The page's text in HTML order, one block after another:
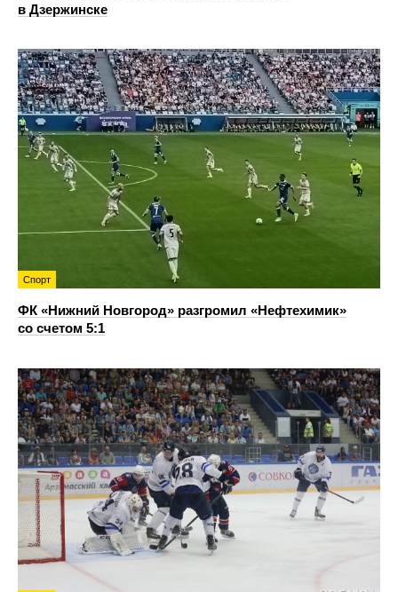
в Дзержинске
Спорт
ФК «Нижний Новгород» разгромил «Нефтехимик»
со счетом 5:1